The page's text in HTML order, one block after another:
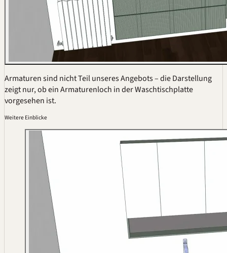
Armaturen sind nicht Teil unseres Angebots – die Darstellung
zeigt nur, ob ein Armaturenloch in der Waschtischplatte
vorgesehen ist.
Weitere Einblicke